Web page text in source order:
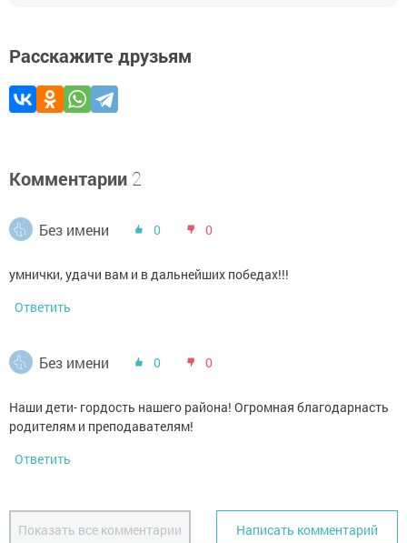
Расскажите друзьям
Комментарии 2
Без имени 0 0
умнички, удачи вам и в дальнейших победах!!!
Ответить
Без имени 0 0
Наши дети- гордость нашего района! Огромная благодарнасть
родителям и преподавателям!
Ответить
Показать все комментарии Написать комментарий